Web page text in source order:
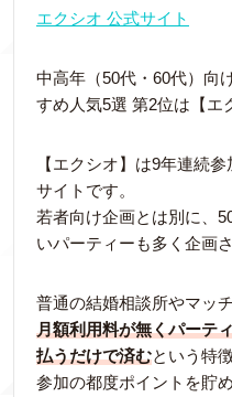
エクシオ 公式サイト
中高年（50代・60代）向
すめ人気5選 第2位は【エ
【エクシオ】は9年連続
サイトです。
若者向け企画とは別に、
いパーティーも多く企画
普通の結婚相談所やマッ
月額利用料が無くパーテ
払うだけで済むという特
参加の都度ポイントを貯